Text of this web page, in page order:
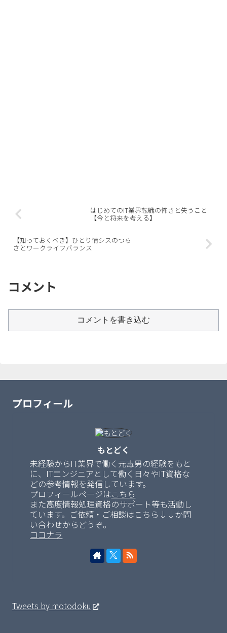
はじめてのIT業界転職の怖さと失うこと
【今と将来を考える】
【知っておくべき】ひとり情シスのつら
さとワークライフバランス
コメント
コメントを書き込む
プロフィール
もとどく
未経験からIT業界で働く元毒男の経験をもと
に、ITエンジニアとして働く日々やIT資格な
どの参考情報を発信しています。
プロフィールページはこちら
また高度情報処理資格のサポート等も活動し
ています。ご依頼・ご相談はこちら↓↓か問
い合わせからどうぞ。
ココナラ
Tweets by motodoku